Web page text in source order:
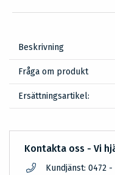
Beskrivning
Fråga om produkt
Ersättningsartikel:
Kontakta oss - Vi
Kundjänst: 0472 -